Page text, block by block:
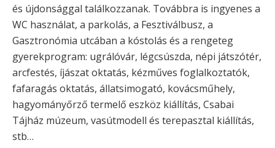
és újdonsággal találkozzanak. Továbbra is ingyenes a
WC használat, a parkolás, a Fesztiválbusz, a
Gasztronómia utcában a kóstolás és a rengeteg
gyerekprogram: ugrálóvár, légcsúszda, népi játszótér,
arcfestés, íjászat oktatás, kézműves foglalkoztatók,
fafaragás oktatás, állatsimogató, kovácsműhely,
hagyományőrző termelő eszköz kiállítás, Csabai
Tájház múzeum, vasútmodell és terepasztal kiállítás,
stb…